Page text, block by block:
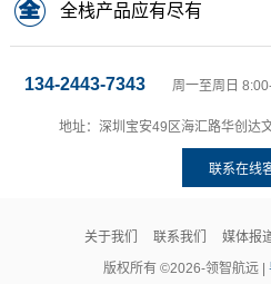
全栈产品应有尽有
134-2443-7343 周一至周日
地址：深圳宝安49区海汇路华创达
联系在线
关于我们 联系我们 媒体报
版权所有 ©2026-领智航远 |